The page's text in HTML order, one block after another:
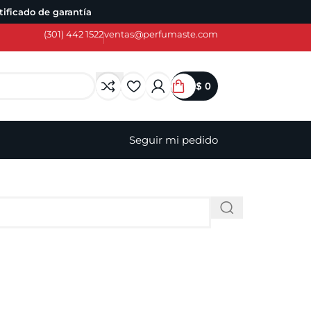
de garantía
(301) 442 1522ventas@perfumaste.com
$ 0
Seguir mi pedido